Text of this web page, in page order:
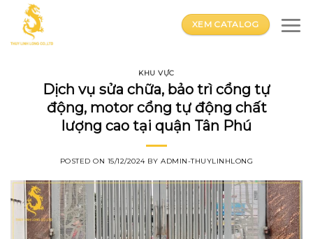
content
XEM CATALOG
KHU VỰC
Dịch vụ sửa chữa, bảo trì cổng tự
động, motor cổng tự động chất
lượng cao tại quận Tân Phú
POSTED ON 15/12/2024BYADMIN-THUYLINHLONG